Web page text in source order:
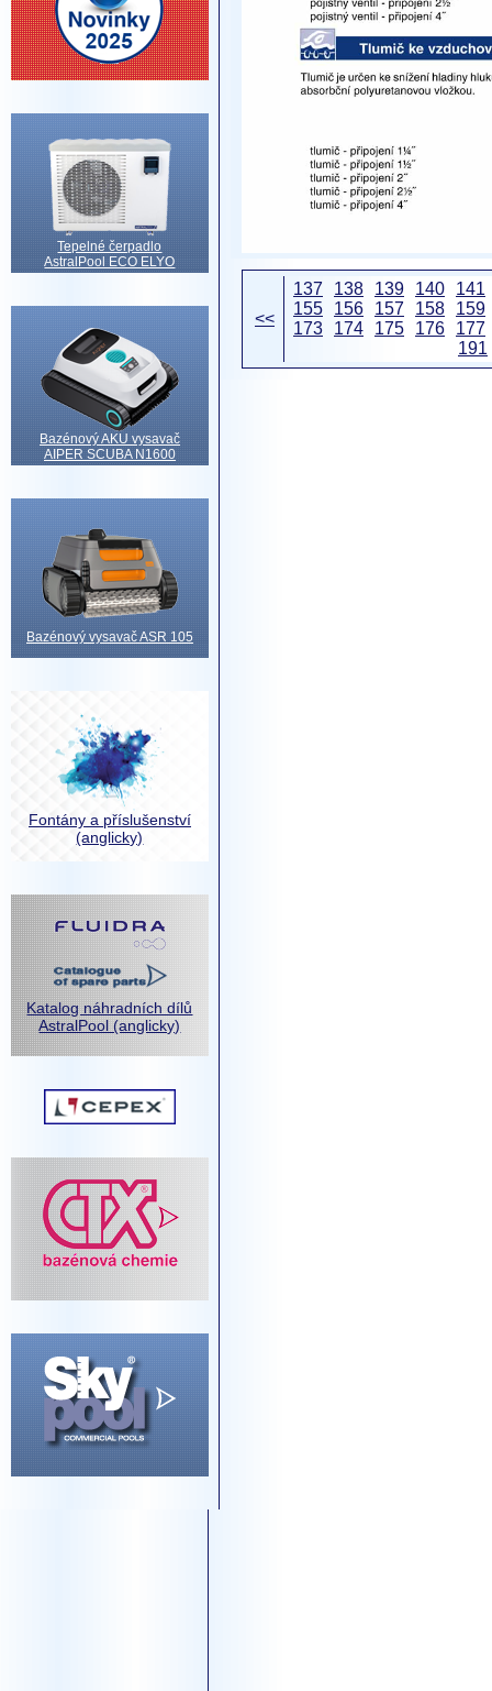
Tepelné čerpadlo
AstralPool ECO ELYO
Bazénový AKU vysavač
AIPER SCUBA N1600
Bazénový vysavač ASR 105
Fontány a příslušenství
(anglicky)
Katalog náhradních dílů
AstralPool (anglicky)
<<
137 138 139 140
141
155
156 157 158
159
173
174 175 176
177
191